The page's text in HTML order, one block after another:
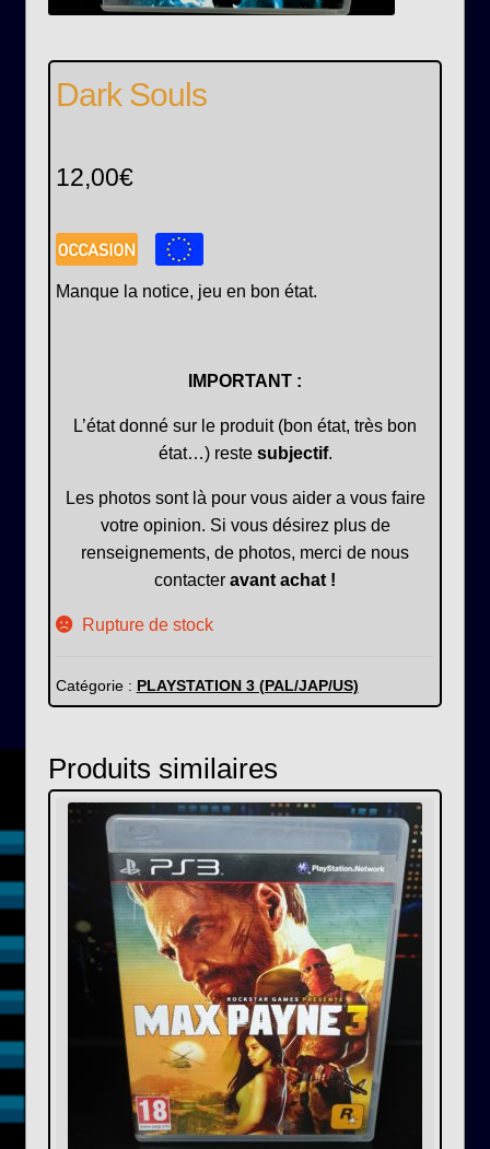
Dark Souls
12,00€
Manque la notice, jeu en bon état.
IMPORTANT :
L’état donné sur le produit (bon état, très bon
état…) reste subjectif.
Les photos sont là pour vous aider a vous faire
votre opinion. Si vous désirez plus de
renseignements, de photos, merci de nous
contacter avant achat !
Rupture de stock
Catégorie : PLAYSTATION 3 (PAL/JAP/US)
Produits similaires